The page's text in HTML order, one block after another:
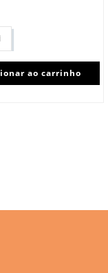
ao carrinho